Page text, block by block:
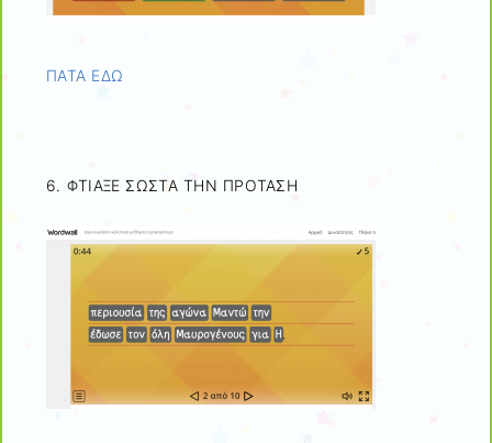
ΠΑΤΑ ΕΔΩ
6. ΦΤΙΑΞΕ ΣΩΣΤΑ ΤΗΝ ΠΡΟΤΑΣΗ